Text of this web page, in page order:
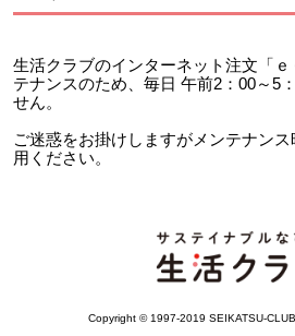
生活クラブのインターネット注文「
テナンスのため、毎日 午前2：00～5
せん。
ご迷惑をお掛けしますがメンテナン
用ください。
Copyright © 1997-2019 SEIKATSU-